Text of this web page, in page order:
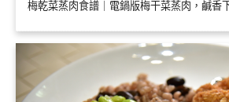
梅乾菜蒸肉食譜｜電鍋版梅干菜蒸肉，鹹香